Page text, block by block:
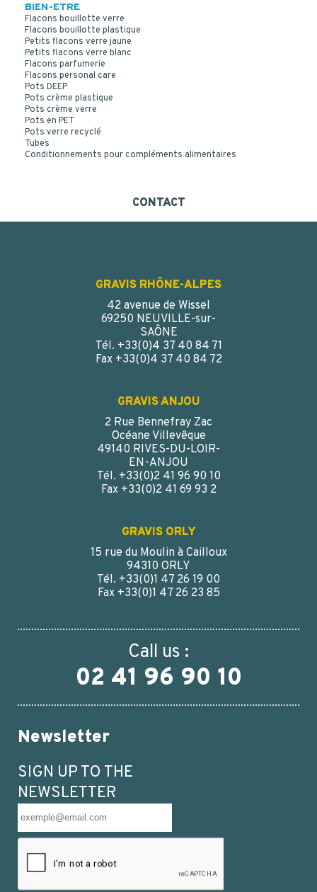
BIEN-ETRE
Flacons bouillotte verre
Flacons bouillotte plastique
Petits flacons verre jaune
Petits flacons verre blanc
Flacons parfumerie
Flacons personal care
Pots DEEP
Pots crème plastique
Pots crème verre
Pots en PET
Pots verre recyclé
Tubes
Conditionnements pour compléments alimentaires
CONTACT
GRAVIS RHÔNE-ALPES
42 avenue de Wissel
69250 NEUVILLE-sur-
SAÔNE
Tél. +33(0)4 37 40 84 71
Fax +33(0)4 37 40 84 72
GRAVIS ANJOU
2 Rue Bennefray Zac
Océane Villevêque
49140 RIVES-DU-LOIR-
EN-ANJOU
Tél. +33(0)2 41 96 90 10
Fax +33(0)2 41 69 93 2
GRAVIS ORLY
15 rue du Moulin à Cailloux
94310 ORLY
Tél. +33(0)1 47 26 19 00
Fax +33(0)1 47 26 23 85
Call us :
02 41 96 90 10
Newsletter
SIGN UP TO THE
NEWSLETTER